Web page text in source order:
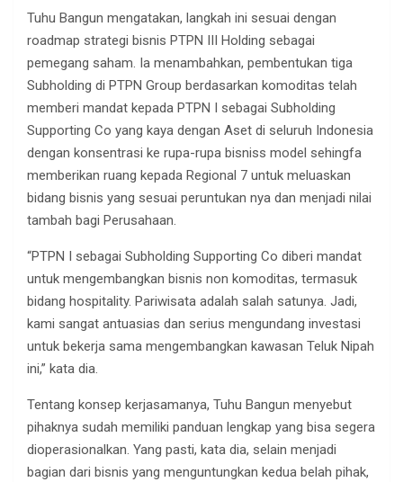
Tuhu Bangun mengatakan, langkah ini sesuai dengan
roadmap strategi bisnis PTPN III Holding sebagai
pemegang saham. Ia menambahkan, pembentukan tiga
Subholding di PTPN Group berdasarkan komoditas telah
memberi mandat kepada PTPN I sebagai Subholding
Supporting Co yang kaya dengan Aset di seluruh Indonesia
dengan konsentrasi ke rupa-rupa bisniss model sehingfa
memberikan ruang kepada Regional 7 untuk meluaskan
bidang bisnis yang sesuai peruntukan nya dan menjadi nilai
tambah bagi Perusahaan.
“PTPN I sebagai Subholding Supporting Co diberi mandat
untuk mengembangkan bisnis non komoditas, termasuk
bidang hospitality. Pariwisata adalah salah satunya. Jadi,
kami sangat antuasias dan serius mengundang investasi
untuk bekerja sama mengembangkan kawasan Teluk Nipah
ini,” kata dia.
Tentang konsep kerjasamanya, Tuhu Bangun menyebut
pihaknya sudah memiliki panduan lengkap yang bisa segera
dioperasionalkan. Yang pasti, kata dia, selain menjadi
bagian dari bisnis yang menguntungkan kedua belah pihak,